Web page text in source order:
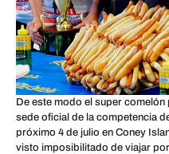
De este modo el super
sede oficial de la competencia
próximo 4 de julio en Coney
visto imposibilitado de viajar